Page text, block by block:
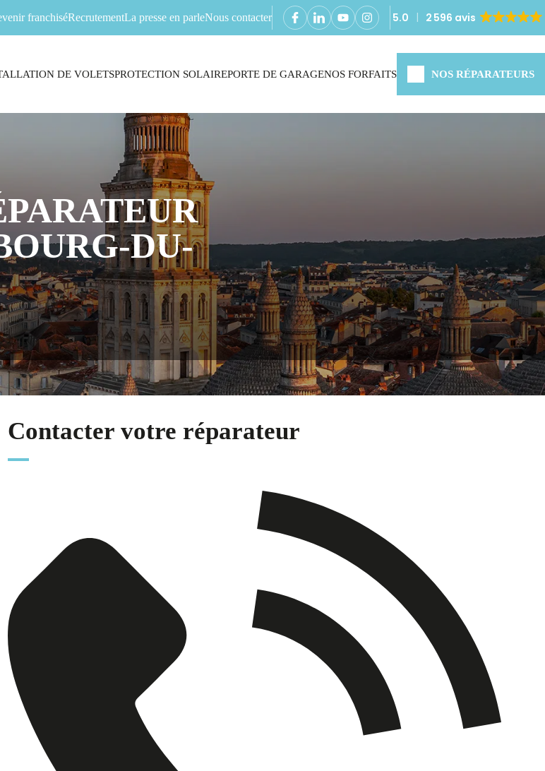
franchiséRecrutementLa presse en parleNous contacter 5.0 2 596 avis
DE VOLETSPROTECTION SOLAIREPORTE DE GARAGENOS FORFAITS NOS RÉPARATEURS
DU-
Contacter votre réparateur